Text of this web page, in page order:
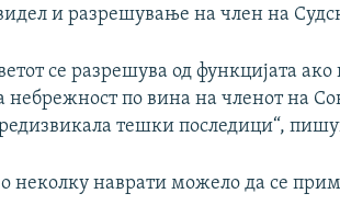
и разрешување на член на
се разрешува од функцијата
небрежност по вина на членот на
тешки последици“,
неколку наврати можело да се